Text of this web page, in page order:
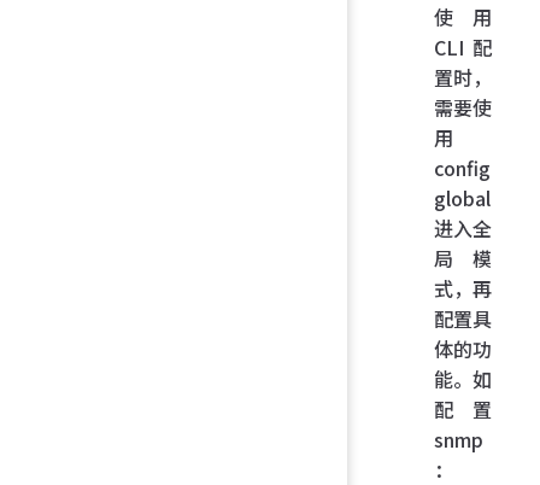
使用
CLI 配
置时，
需要使
用
config
global
进入全
局模
式，再
配置具
体的功
能。如
配置
snmp
：